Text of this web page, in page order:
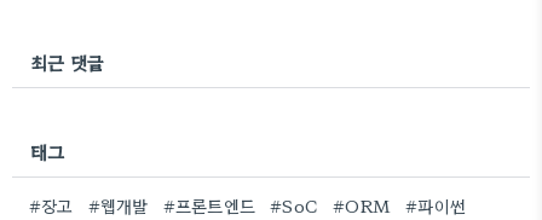
최근 댓글
태그
#장고 #웹개발 #프론트엔드 #SoC #ORM #파이썬